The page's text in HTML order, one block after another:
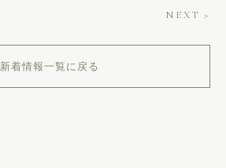
NEXT >
新着情報一覧に戻る